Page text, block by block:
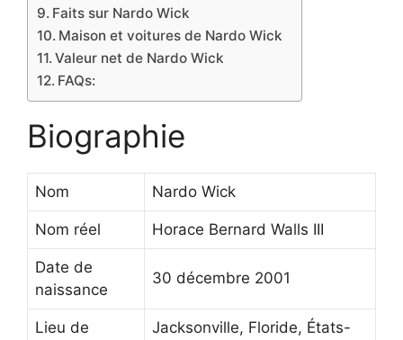
Faits sur Nardo Wick
Maison et voitures de Nardo Wick
Valeur net de Nardo Wick
FAQs:
Biographie
Nom Nardo Wick
Nom réel Horace Bernard Walls III
Date de
naissance
30 décembre 2001
Lieu de
Jacksonville, Floride, États-